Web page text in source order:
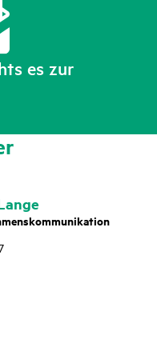
es zur